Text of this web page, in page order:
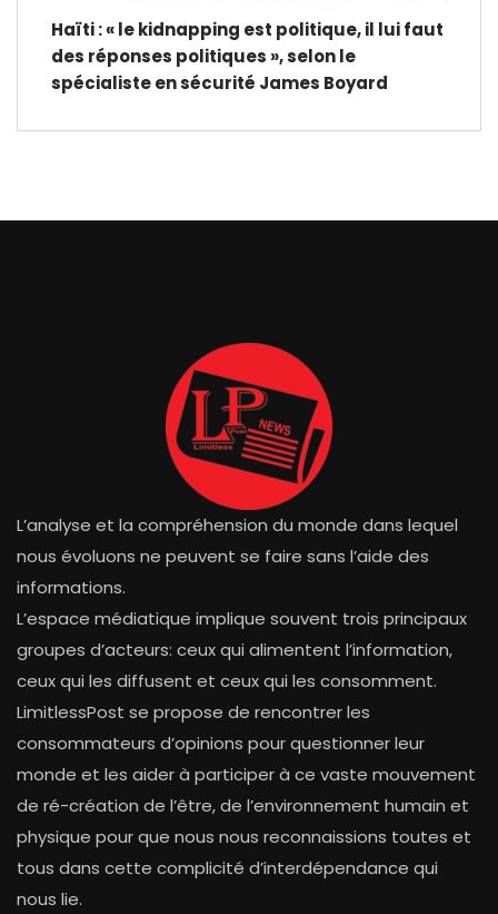
Haïti : « le kidnapping est politique, il lui faut
des réponses politiques », selon le
spécialiste en sécurité James Boyard
L’analyse et la compréhension du monde dans lequel
nous évoluons ne peuvent se faire sans l’aide des
informations.
L’espace médiatique implique souvent trois principaux
groupes d’acteurs: ceux qui alimentent l’information,
ceux qui les diffusent et ceux qui les consomment.
LimitlessPost se propose de rencontrer les
consommateurs d’opinions pour questionner leur
monde et les aider à participer à ce vaste mouvement
de ré-création de l’être, de l’environnement humain et
physique pour que nous nous reconnaissions toutes et
tous dans cette complicité d’interdépendance qui
nous lie.